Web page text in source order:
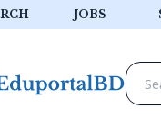
JOBS